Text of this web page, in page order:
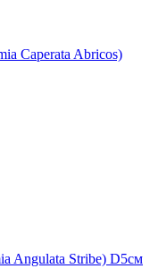
Caperata Abriсos)
Angulata Stribe) D5см